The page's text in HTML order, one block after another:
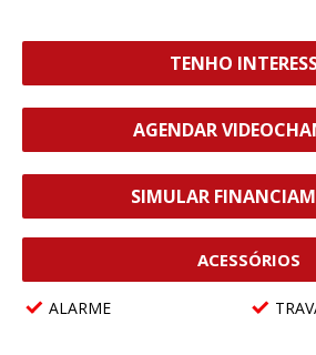
TENHO
AGENDAR
SIMULAR
ACESSÓRIOS
ALARME